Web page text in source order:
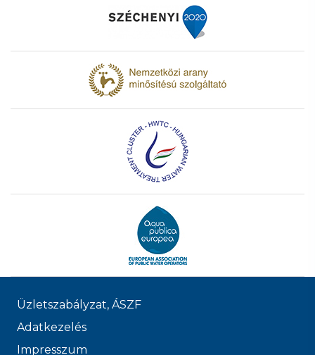
Üzletszabályzat, ÁSZF
Adatkezelés
Impresszum